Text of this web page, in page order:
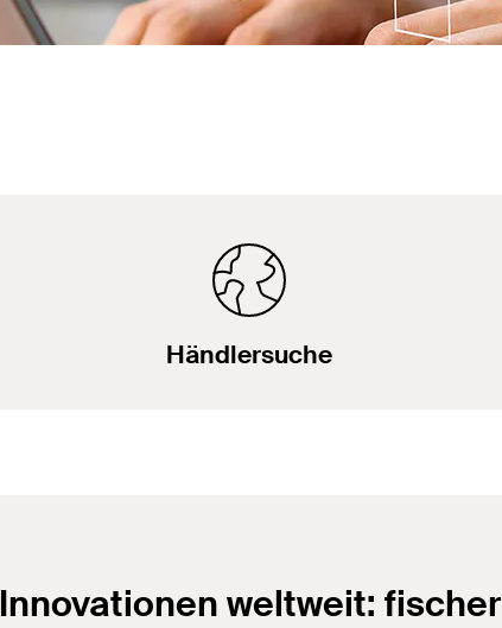
Händlersuche
Innovationen weltweit: fischer